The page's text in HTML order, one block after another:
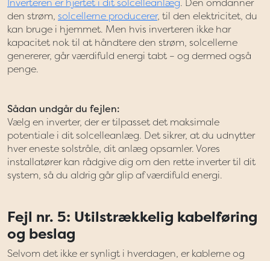
Inverteren er hjertet i dit solcelleanlæg. Den omdanner
den strøm, solcellerne producerer, til den elektricitet, du
kan bruge i hjemmet. Men hvis inverteren ikke har
kapacitet nok til at håndtere den strøm, solcellerne
genererer, går værdifuld energi tabt – og dermed også
penge.
Sådan undgår du fejlen:
Vælg en inverter, der er tilpasset det maksimale
potentiale i dit solcelleanlæg. Det sikrer, at du udnytter
hver eneste solstråle, dit anlæg opsamler. Vores
installatører kan rådgive dig om den rette inverter til dit
system, så du aldrig går glip af værdifuld energi.
Fejl nr. 5: Utilstrækkelig kabelføring
og beslag
Selvom det ikke er synligt i hverdagen, er kablerne og